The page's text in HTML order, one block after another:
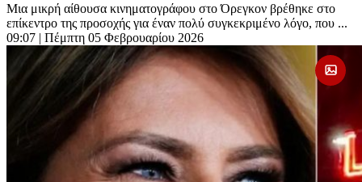
Μια μικρή αίθουσα κινηματογράφου στο Όρεγκον βρέθηκε στο
επίκεντρο της προσοχής για έναν πολύ συγκεκριμένο λόγο, που ...
09:07 | Πέμπτη 05 Φεβρουαρίου 2026